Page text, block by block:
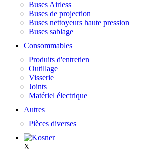
Buses Airless
Buses de projection
Buses nettoyeurs haute pression
Buses sablage
Consommables
Produits d'entretien
Outillage
Visserie
Joints
Matériel électrique
Autres
Pièces diverses
X